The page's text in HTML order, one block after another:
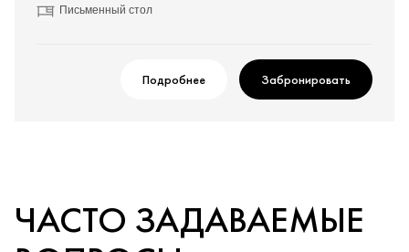
Письменный стол
Подробнее Забронировать
ЧАСТО ЗАДАВАЕМЫЕ